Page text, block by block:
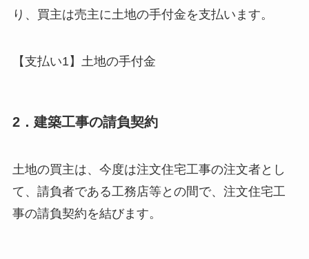
り、買主は売主に土地の手付金を支払います。
【支払い1】土地の手付金
2．建築工事の請負契約
土地の買主は、今度は注文住宅工事の注文者とし
て、請負者である工務店等との間で、注文住宅工
事の請負契約を結びます。